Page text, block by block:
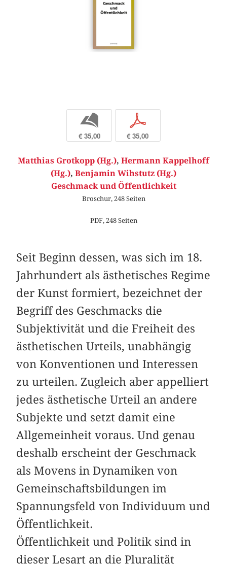
b
€ 35,00
p
€ 35,00
Matthias Grotkopp (Hg.), Hermann Kappelhoff
(Hg.), Benjamin Wihstutz (Hg.)
Geschmack und Öffentlichkeit
Broschur, 248 Seiten
PDF, 248 Seiten
Seit Beginn dessen, was sich im 18.
Jahrhundert als ästhetisches Regime
der Kunst formiert, bezeichnet der
Begriff des Geschmacks die
Subjektivität und die Freiheit des
ästhetischen Urteils, unabhängig
von Konventionen und Interessen
zu urteilen. Zugleich aber appelliert
jedes ästhetische Urteil an andere
Subjekte und setzt damit eine
Allgemeinheit voraus. Und genau
deshalb erscheint der Geschmack
als Movens in Dynamiken von
Gemeinschaftsbildungen im
Spannungsfeld von Individuum und
Öffentlichkeit.
Öffentlichkeit und Politik sind in
dieser Lesart an die Pluralität